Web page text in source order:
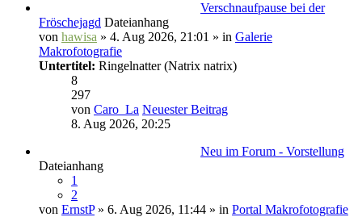
Verschnaufpause bei der
Fröschejagd Dateianhang
von hawisa » 4. Aug 2026, 21:01 » in Galerie
Makrofotografie
Untertitel: Ringelnatter (Natrix natrix)
8
297
von Caro_La Neuester Beitrag
8. Aug 2026, 20:25
Neu im Forum - Vorstellung
Dateianhang
1
2
von ErnstP» 6. Aug 2026, 11:44 » in Portal Makrofotografie